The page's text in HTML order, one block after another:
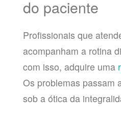
do paciente
Profissionais que
acompanham a rotina
com isso, adquire uma
Os problemas passam
sob a ótica da